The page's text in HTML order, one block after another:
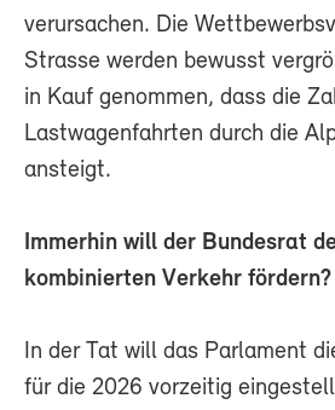
verursachen. Die
Strasse werden bewusst
in Kauf genommen, dass die
Lastwagenfahrten durch die
ansteigt.
Immerhin will der Bundesrat
kombinierten Verkehr fördern?
In der Tat will das Parlament
für die 2026 vorzeitig